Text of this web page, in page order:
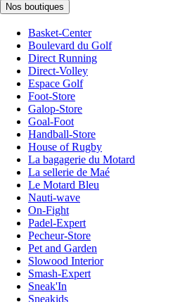
Nos boutiques
Basket-Center
Boulevard du Golf
Direct Running
Direct-Volley
Espace Golf
Foot-Store
Galop-Store
Goal-Foot
Handball-Store
House of Rugby
La bagagerie du Motard
La sellerie de Maé
Le Motard Bleu
Nauti-wave
On-Fight
Padel-Expert
Pecheur-Store
Pet and Garden
Slowood Interior
Smash-Expert
Sneak'In
Sneakids